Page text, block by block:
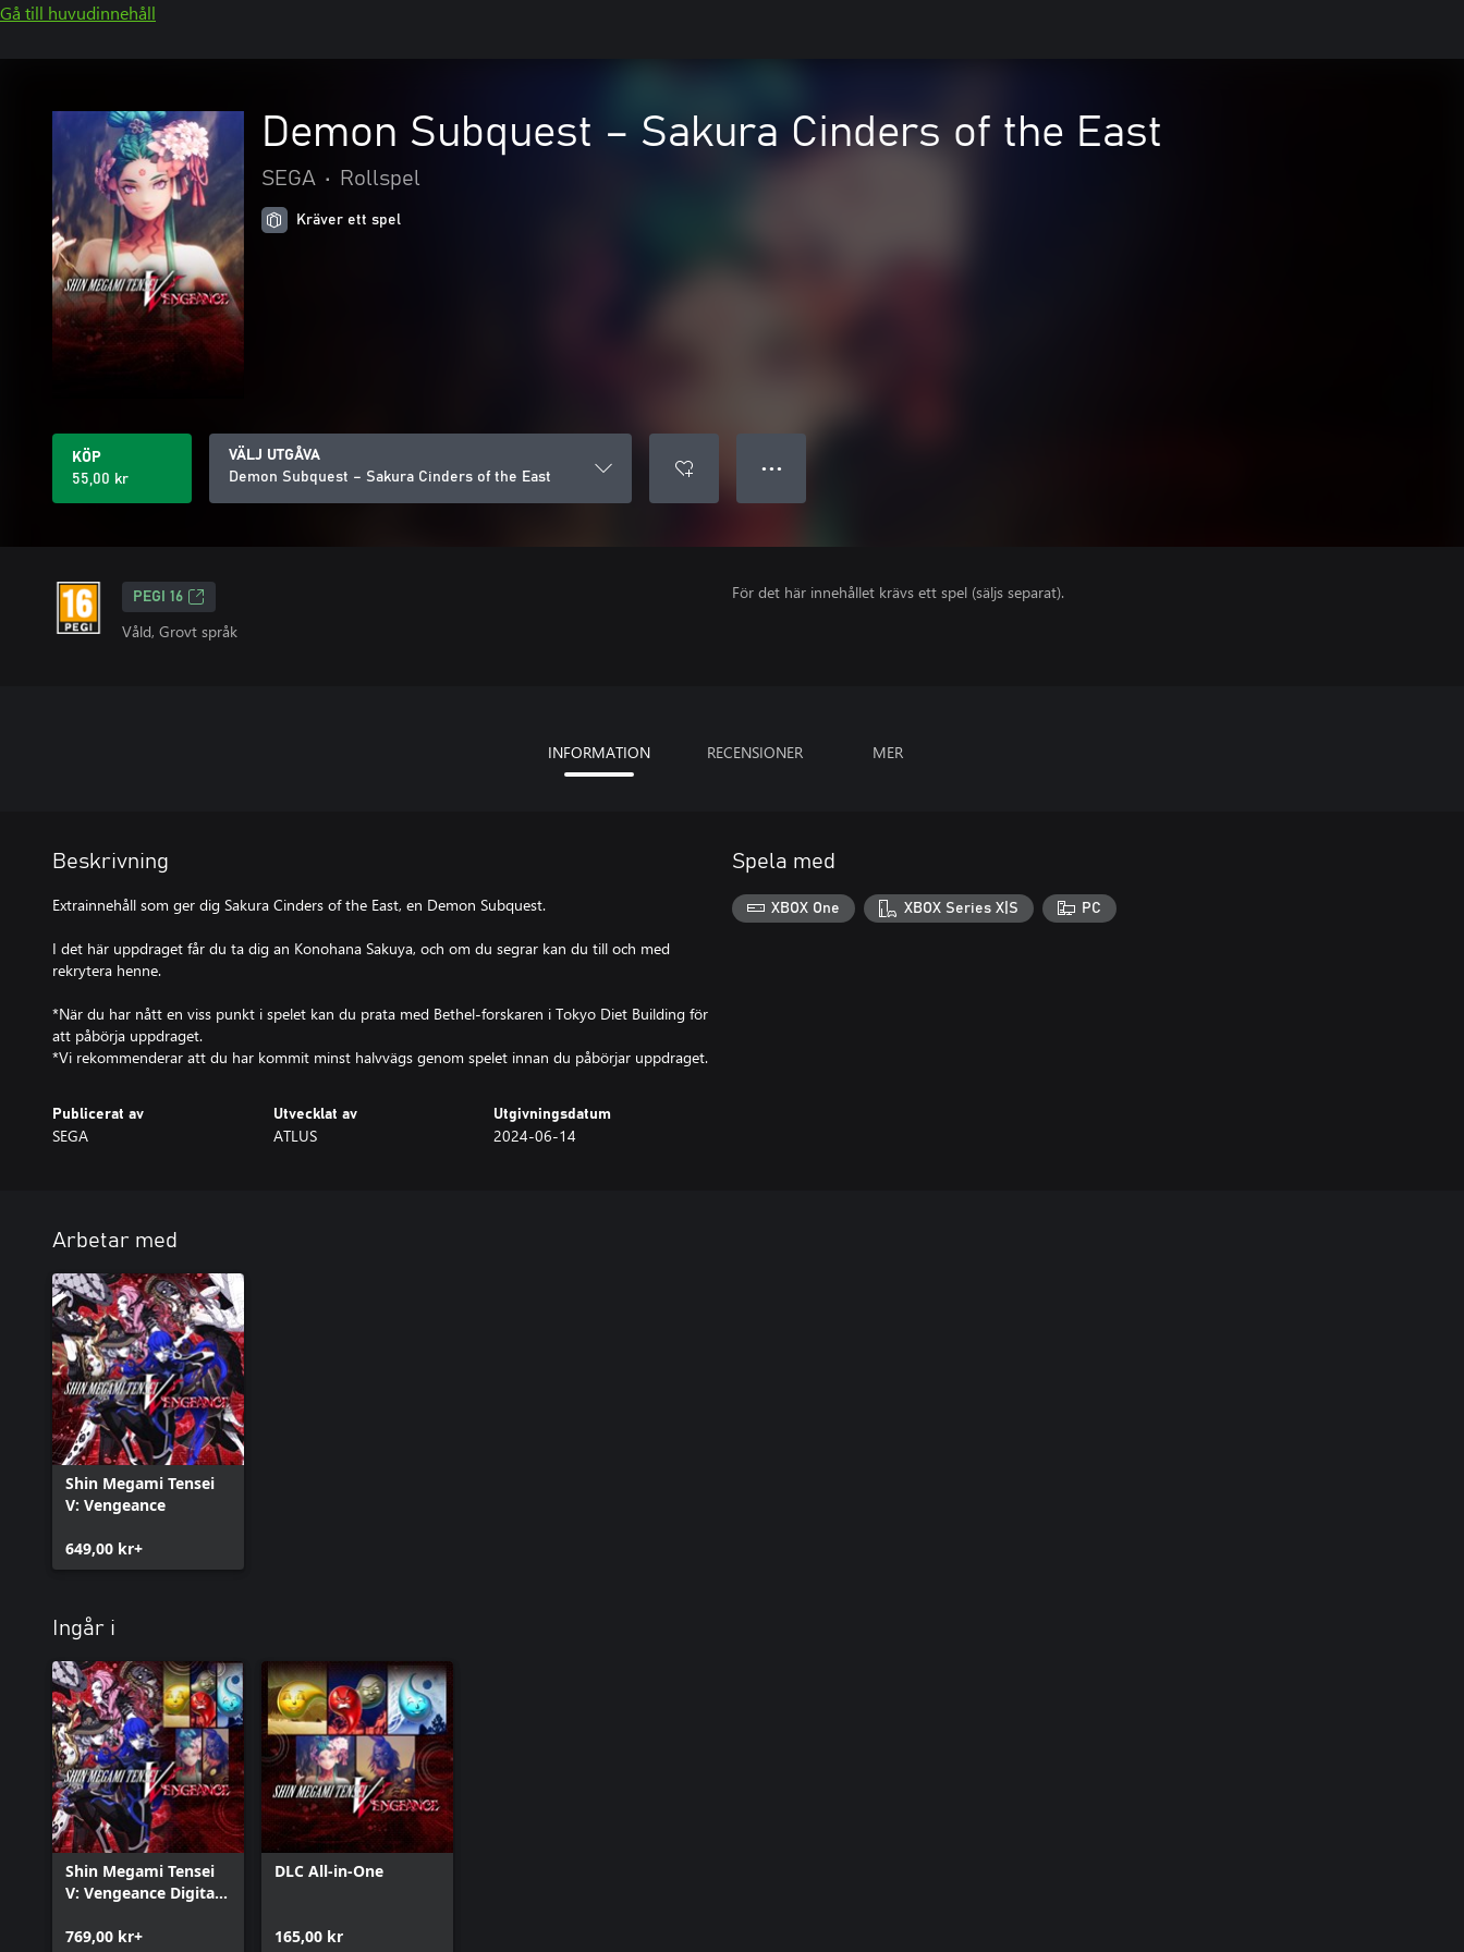
Gå till huvudinnehåll
Demon Subquest – Sakura Cinders of the East
SEGA • Rollspel
Kräver ett spel
KÖP
55,00 kr
VÄLJ UTGÅVA
Demon Subquest – Sakura Cinders of the East
● ● ●
PEGI 16
Våld, Grovt språk
För det här innehållet krävs ett spel (säljs separat).
INFORMATION RECENSIONER MER
Beskrivning
Extrainnehåll som ger dig Sakura Cinders of the East, en Demon Subquest.
I det här uppdraget får du ta dig an Konohana Sakuya, och om du segrar kan du till och med
rekrytera henne.
*När du har nått en viss punkt i spelet kan du prata med Bethel-forskaren i Tokyo Diet Building för
att påbörja uppdraget.
*Vi rekommenderar att du har kommit minst halvvägs genom spelet innan du påbörjar uppdraget.
Publicerat av
SEGA
Utvecklat av
ATLUS
Utgivningsdatum
2024-06-14
Spela med
XBOX One XBOX Series X|S PC
Arbetar med
Shin Megami Tensei
V: Vengeance
649,00 kr+
Ingår i
Shin Megami Tensei
V: Vengeance Digital
769,00 kr+
DLC All-in-One
165,00 kr